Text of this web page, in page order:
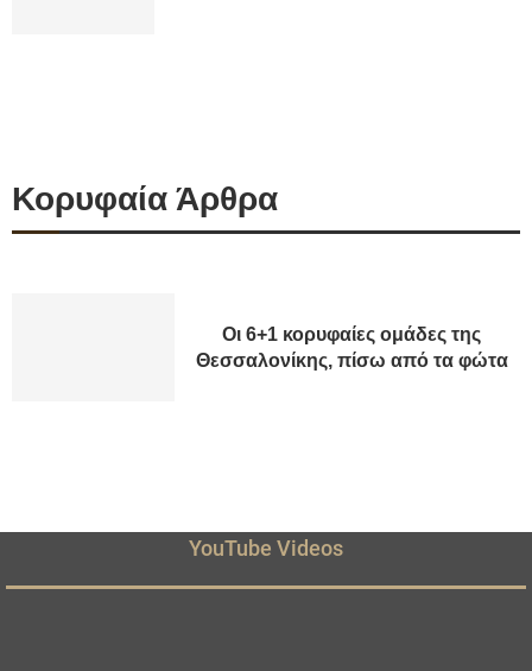
Κορυφαία Άρθρα
Οι 6+1 κορυφαίες ομάδες της
Θεσσαλονίκης, πίσω από τα φώτα
YouTube Videos